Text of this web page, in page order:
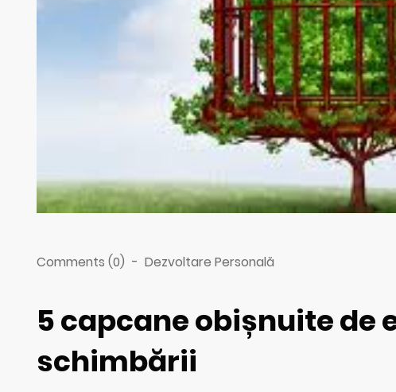
Comments (0) - Dezvoltare Personală
5 capcane obișnuite de
schimbării